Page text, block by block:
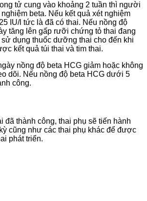
tử cung vào khoảng 2 tuần thì người
beta. Nếu kết quả xét nghiệm
IU/l tức là đã có thai. Nếu nồng độ
tăng lên gấp rưỡi chứng tỏ thai đang
sử dụng thuốc dưỡng thai cho đến khi
kết quả túi thai và tim thai.
nồng độ beta HCG giảm hoặc không
dõi. Nếu nồng độ beta HCG dưới 5
công.
đã thành công, thai phụ sẽ tiến hành
cũng như các thai phụ khác để được
phát triển.